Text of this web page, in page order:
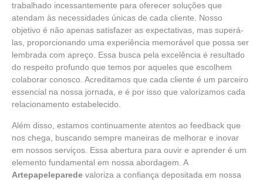
trabalhado incessantemente para oferecer soluções que
atendam às necessidades únicas de cada cliente. Nosso
objetivo é não apenas satisfazer as expectativas, mas superá-
las, proporcionando uma experiência memorável que possa ser
lembrada com apreço. Essa busca pela excelência é resultado
do respeito profundo que temos por aqueles que escolhem
colaborar conosco. Acreditamos que cada cliente é um parceiro
essencial na nossa jornada, e é por isso que valorizamos cada
relacionamento estabelecido.
Além disso, estamos continuamente atentos ao feedback que
nos chega, buscando sempre maneiras de melhorar e inovar
em nossos serviços. Essa abertura para ouvir e aprender é um
elemento fundamental em nossa abordagem. A
Artepapeleparede valoriza a confiança depositada em nossa